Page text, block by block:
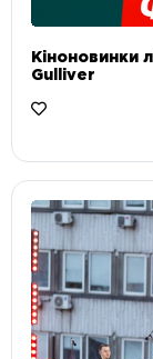
Кіноновинки
Gulliver